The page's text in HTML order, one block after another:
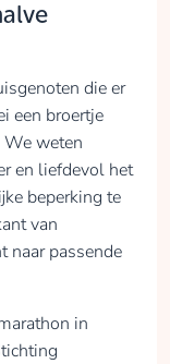
die er
een broertje
weten
en liefdevol het
beperking te
van
naar passende
in